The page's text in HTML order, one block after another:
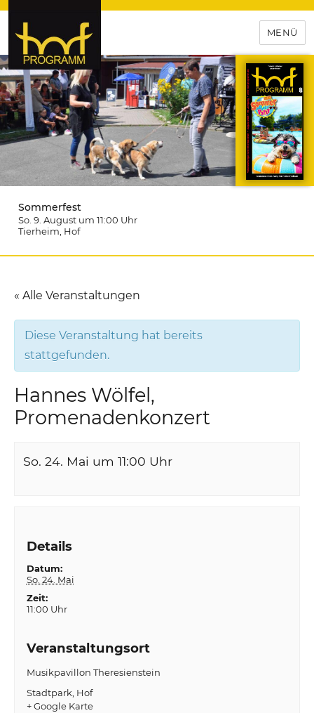
hof-programm – das
Veranstaltungsportal für
Hochfranken
MENÜ
Sommerfest
So. 9. August um 11:00 Uhr
Tierheim , Hof
« Alle Veranstaltungen
Diese Veranstaltung hat bereits
stattgefunden.
Hannes Wölfel,
Promenadenkonzert
So. 24. Mai um 11:00 Uhr
Details
Datum:
So. 24. Mai
Zeit:
11:00 Uhr
Veranstaltungsort
Musikpavillon Theresienstein
Stadtpark Hof
+ Google Karte